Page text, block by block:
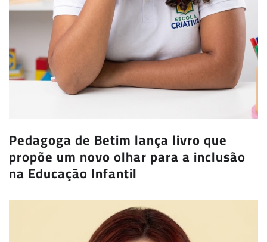
Pedagoga de Betim lança livro que
propõe um novo olhar para a inclusão
na Educação Infantil